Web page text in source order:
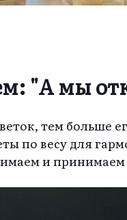
"А мы
тем больше
по весу для
и принимаем